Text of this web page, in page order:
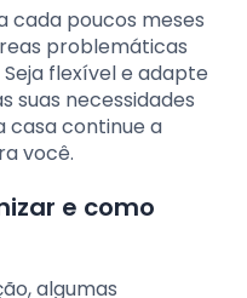
cada poucos meses
problemáticas
flexível e adapte
suas necessidades
casa continue a
você.
e como
algumas